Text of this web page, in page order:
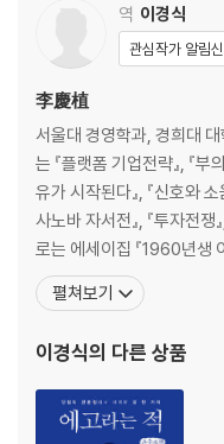
역 이경식
관심작가 알림
李慶植
서울대 경영학과, 경희대
는 『플랫폼 기업전략』, 『부
유가 시작된다』, 『신호와 소
사노바 자서전』, 『투자전쟁
로는 에세이집 『1960년생
민국 깡통경제학』, 『미쳐서
소설 『상인의 전쟁』, 평전
펼쳐보기
이경식의 다른 상품